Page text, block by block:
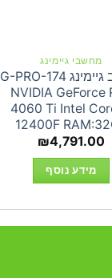
מחשבי גיימינג
מחשב גיימינג G-PRO-174
NVIDIA GeForce
4060 Ti Intel
12400F
₪4,791.00
מידע נוסף